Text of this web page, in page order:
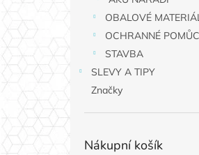
OBALOVÉ
OCHRANNÉ
STAVBA
SLEVY A TIPY
Značky
Nákupní košík